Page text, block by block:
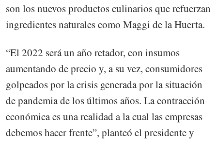
son los nuevos productos culinarios que refuerzan
ingredientes naturales como Maggi de la Huerta.
“El 2022 será un año retador, con insumos
aumentando de precio y, a su vez, consumidores
golpeados por la crisis generada por la situación
de pandemia de los últimos años. La contracción
económica es una realidad a la cual las empresas
debemos hacer frente”, planteó el presidente y